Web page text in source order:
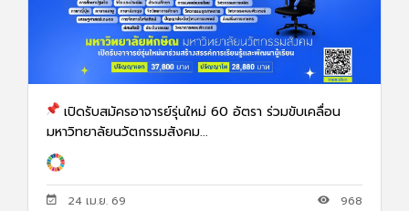
เปิดรับสมัครอาจารย์รุ่นใหม่ 60 อัตรา ร่วมขับเคลื่อน
มหาวิทยาลัยนวัตกรรมสังคม...
24 เม.ย. 69 968